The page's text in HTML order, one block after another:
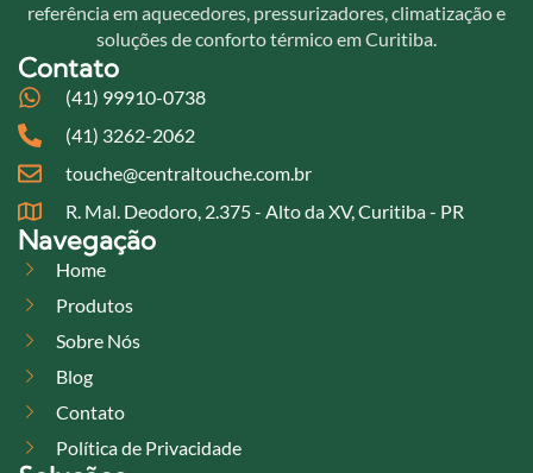
referência em aquecedores, pressurizadores, climatização e
soluções de conforto térmico em Curitiba.
Contato
(41) 99910-0738
(41) 3262-2062
touche@centraltouche.com.br
R. Mal. Deodoro, 2.375 - Alto da XV, Curitiba - PR
Navegação
Home
Produtos
Sobre Nós
Blog
Contato
Política de Privacidade